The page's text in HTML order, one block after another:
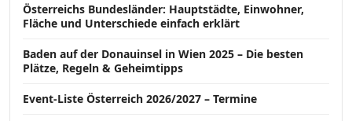
Österreichs Bundesländer: Hauptstädte, Einwohner,
Fläche und Unterschiede einfach erklärt
Baden auf der Donauinsel in Wien 2025 – Die besten
Plätze, Regeln & Geheimtipps
Event-Liste Österreich 2026/2027 – Termine